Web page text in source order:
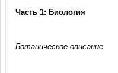
Часть 1: Биология
Ботаническое описание